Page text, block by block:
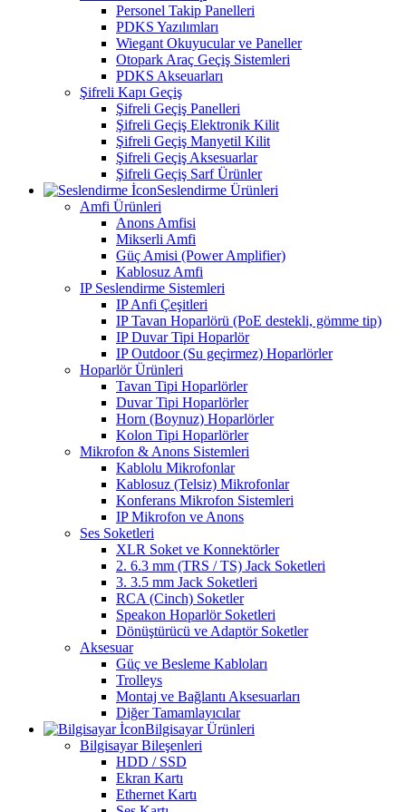
Personel Takip Panelleri
PDKS Yazılımları
Wiegant Okuyucular ve Paneller
Otopark Araç Geçiş Sistemleri
PDKS Akseuarları
Şifreli Kapı Geçiş
Şifreli Geçiş Panelleri
Şifreli Geçiş Elektronik Kilit
Şifreli Geçiş Manyetil Kilit
Şifreli Geçiş Aksesuarlar
Şifreli Geçiş Sarf Ürünler
Seslendirme Ürünleri
Amfi Ürünleri
Anons Amfisi
Mikserli Amfi
Güç Amisi (Power Amplifier)
Kablosuz Amfi
IP Seslendirme Sistemleri
IP Anfi Çeşitleri
IP Tavan Hoparlörü (PoE destekli, gömme tip)
IP Duvar Tipi Hoparlör
IP Outdoor (Su geçirmez) Hoparlörler
Hoparlör Ürünleri
Tavan Tipi Hoparlörler
Duvar Tipi Hoparlörler
Horn (Boynuz) Hoparlörler
Kolon Tipi Hoparlörler
Mikrofon & Anons Sistemleri
Kablolu Mikrofonlar
Kablosuz (Telsiz) Mikrofonlar
Konferans Mikrofon Sistemleri
IP Mikrofon ve Anons
Ses Soketleri
XLR Soket ve Konnektörler
2. 6.3 mm (TRS / TS) Jack Soketleri
3. 3.5 mm Jack Soketleri
RCA (Cinch) Soketler
Speakon Hoparlör Soketleri
Dönüştürücü ve Adaptör Soketler
Aksesuar
Güç ve Besleme Kabloları
Trolleys
Montaj ve Bağlantı Aksesuarları
Diğer Tamamlayıcılar
Bilgisayar Ürünleri
Bilgisayar Bileşenleri
HDD / SSD
Ekran Kartı
Ethernet Kartı